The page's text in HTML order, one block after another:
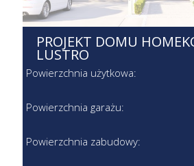
PROJEKT DOMU
LUSTRO
Powierzchnia użytkowa:
Powierzchnia garażu:
Powierzchnia zabudowy: